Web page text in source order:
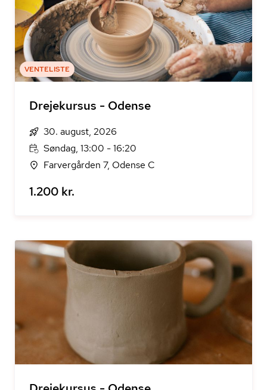
VENTELISTE
Drejekursus - Odense
30. august, 2026
Søndag, 13:00 - 16:20
Farvergården 7, Odense C
1.200 kr.